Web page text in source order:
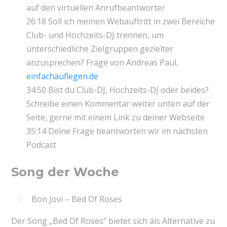
auf den virtuellen Anrufbeantworter
26:18 Soll ich meinen Webauftritt in zwei Bereiche
Club- und Hochzeits-DJ trennen, um
unterschiedliche Zielgruppen gezielter
anzusprechen? Frage von Andreas Paul,
einfachauflegen.de
34:50 Bist du Club-DJ, Hochzeits-DJ oder beides?
Schreibe einen Kommentar weiter unten auf der
Seite, gerne mit einem Link zu deiner Webseite
35:14 Deine Frage beantworten wir im nächsten
Podcast
Song der Woche
Bon Jovi – Bed Of Roses
Der Song „Bed Of Roses“ bietet sich als Alternative zu